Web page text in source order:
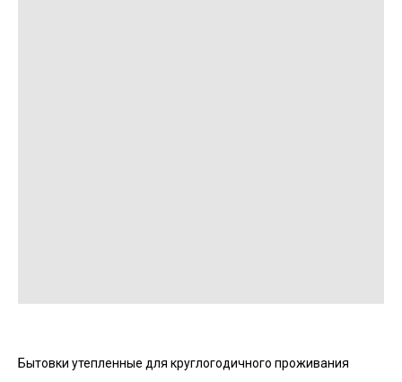
Бытовки утепленные для круглогодичного проживания